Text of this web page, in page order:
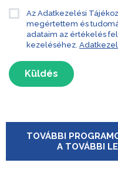
Az Adatkezelési
megértettem és
adataim az értékelés
kezeléséhez.
Küldés
TOVÁBBI
A TOVÁBBI